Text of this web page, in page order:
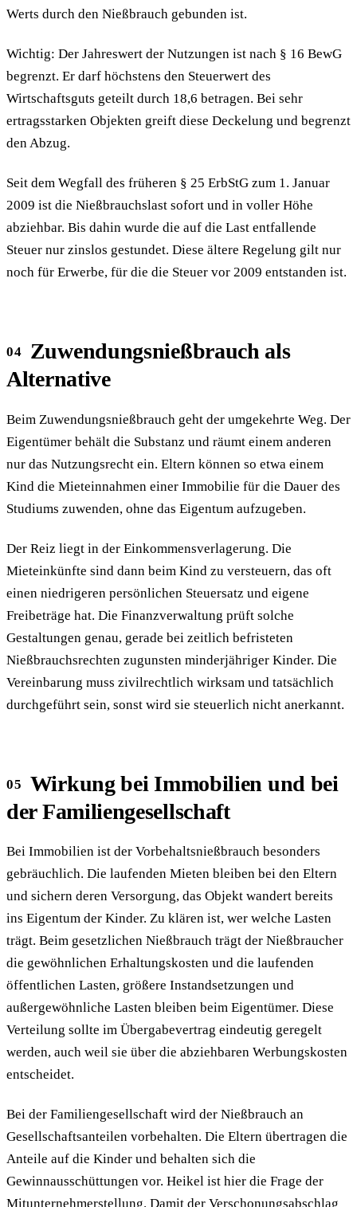
Werts durch den Nießbrauch gebunden ist.
Wichtig: Der Jahreswert der Nutzungen ist nach § 16 BewG
begrenzt. Er darf höchstens den Steuerwert des
Wirtschaftsguts geteilt durch 18,6 betragen. Bei sehr
ertragsstarken Objekten greift diese Deckelung und begrenzt
den Abzug.
Seit dem Wegfall des früheren § 25 ErbStG zum 1. Januar
2009 ist die Nießbrauchslast sofort und in voller Höhe
abziehbar. Bis dahin wurde die auf die Last entfallende
Steuer nur zinslos gestundet. Diese ältere Regelung gilt nur
noch für Erwerbe, für die die Steuer vor 2009 entstanden ist.
Zuwendungsnießbrauch als
Alternative
Beim Zuwendungsnießbrauch geht der umgekehrte Weg. Der
Eigentümer behält die Substanz und räumt einem anderen
nur das Nutzungsrecht ein. Eltern können so etwa einem
Kind die Mieteinnahmen einer Immobilie für die Dauer des
Studiums zuwenden, ohne das Eigentum aufzugeben.
Der Reiz liegt in der Einkommensverlagerung. Die
Mieteinkünfte sind dann beim Kind zu versteuern, das oft
einen niedrigeren persönlichen Steuersatz und eigene
Freibeträge hat. Die Finanzverwaltung prüft solche
Gestaltungen genau, gerade bei zeitlich befristeten
Nießbrauchsrechten zugunsten minderjähriger Kinder. Die
Vereinbarung muss zivilrechtlich wirksam und tatsächlich
durchgeführt sein, sonst wird sie steuerlich nicht anerkannt.
Wirkung bei Immobilien und bei
der Familiengesellschaft
Bei Immobilien ist der Vorbehaltsnießbrauch besonders
gebräuchlich. Die laufenden Mieten bleiben bei den Eltern
und sichern deren Versorgung, das Objekt wandert bereits
ins Eigentum der Kinder. Zu klären ist, wer welche Lasten
trägt. Beim gesetzlichen Nießbrauch trägt der Nießbraucher
die gewöhnlichen Erhaltungskosten und die laufenden
öffentlichen Lasten, größere Instandsetzungen und
außergewöhnliche Lasten bleiben beim Eigentümer. Diese
Verteilung sollte im Übergabevertrag eindeutig geregelt
werden, auch weil sie über die abziehbaren Werbungskosten
entscheidet.
Bei der Familiengesellschaft wird der Nießbrauch an
Gesellschaftsanteilen vorbehalten. Die Eltern übertragen die
Anteile auf die Kinder und behalten sich die
Gewinnausschüttungen vor. Heikel ist hier die Frage der
Mitunternehmerstellung. Damit der Verschonungsabschlag